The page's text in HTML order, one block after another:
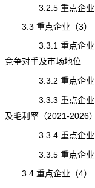
3.2.5 重点企业（
3.3 重点企业（3）
3.3.1 重点企业（3
竞争对手及市场地位
3.3.2 重点企业（3
3.3.3 重点企业（3
及毛利率（2021-2026）
3.3.4 重点企业（3
3.3.5 重点企业（
3.4 重点企业（4）